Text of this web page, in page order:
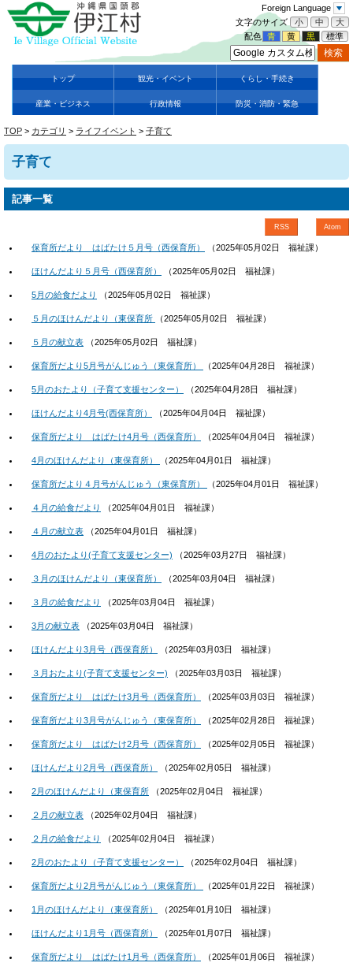
Foreign Language
文字のサイズ
小 中
大
配色 青 黄 黒 標準
トップ 観光・イベント くらし・手続き
産業・ビジネス 行政情報 防災・消防・緊急
TOP > カテゴリ > ライフイベント > 子育て
子育て
記事一覧
RSS Atom
保育所だより はばたけ５月号（西保育所） （2025年05月02日 福祉課）
ほけんだより５月号（西保育所） （2025年05月02日 福祉課）
5月の給食だより （2025年05月02日 福祉課）
５月のほけんだより（東保育所 （2025年05月02日 福祉課）
５月の献立表 （2025年05月02日 福祉課）
保育所だより5月号がんじゅう（東保育所） （2025年04月28日 福祉課）
5月のおたより（子育て支援センター） （2025年04月28日 福祉課）
ほけんだより4月号(西保育所） （2025年04月04日 福祉課）
保育所だより はばたけ4月号（西保育所） （2025年04月04日 福祉課）
4月のほけんだより（東保育所） （2025年04月01日 福祉課）
保育所だより４月号がんじゅう（東保育所） （2025年04月01日 福祉課）
４月の給食だより （2025年04月01日 福祉課）
４月の献立表 （2025年04月01日 福祉課）
4月のおたより(子育て支援センター) （2025年03月27日 福祉課）
３月のほけんだより（東保育所） （2025年03月04日 福祉課）
３月の給食だより （2025年03月04日 福祉課）
3月の献立表 （2025年03月04日 福祉課）
ほけんだより3月号（西保育所） （2025年03月03日 福祉課）
３月おたより(子育て支援センター) （2025年03月03日 福祉課）
保育所だより はばたけ3月号（西保育所） （2025年03月03日 福祉課）
保育所だより3月号がんじゅう（東保育所） （2025年02月28日 福祉課）
保育所だより はばたけ2月号（西保育所） （2025年02月05日 福祉課）
ほけんだより2月号（西保育所） （2025年02月05日 福祉課）
2月のほけんだより（東保育所 （2025年02月04日 福祉課）
２月の献立表 （2025年02月04日 福祉課）
２月の給食だより （2025年02月04日 福祉課）
2月のおたより（子育て支援センター） （2025年02月04日 福祉課）
保育所だより2月号がんじゅう（東保育所） （2025年01月22日 福祉課）
1月のほけんだより（東保育所） （2025年01月10日 福祉課）
ほけんだより1月号（西保育所） （2025年01月07日 福祉課）
保育所だより はばたけ1月号（西保育所） （2025年01月06日 福祉課）